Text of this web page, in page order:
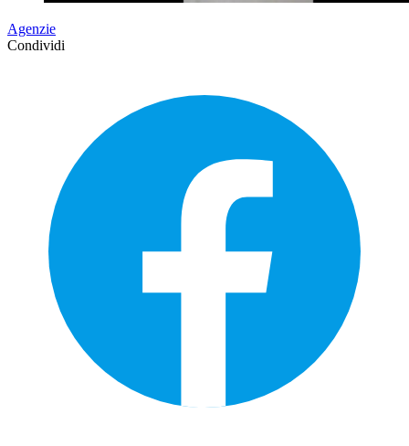
Agenzie
Condividi